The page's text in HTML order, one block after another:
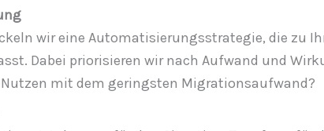
wir eine Automatisierungsstrategie, die zu
Dabei priorisieren wir nach Aufwand und
mit dem geringsten Migrationsaufwand?